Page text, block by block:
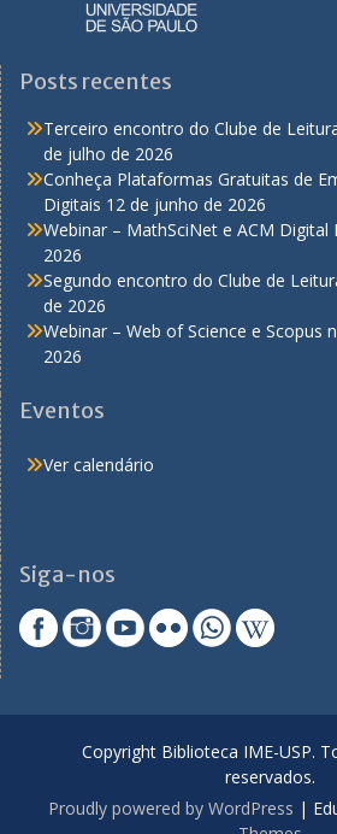
Posts recentes
Terceiro encontro do Clube de
de julho de 2026
Conheça Plataformas Gratuitas de
Digitais 12 de junho de 2026
Webinar – MathSciNet e ACM Digital
2026
Segundo encontro do Clube de
de 2026
Webinar – Web of Science e Scopus
2026
Eventos
Ver calendário
Siga-nos
Copyright Biblioteca IME-USP.
reservados.
Proudly powered by WordPress |